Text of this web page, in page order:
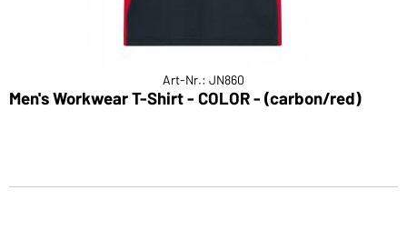
Art-Nr.: JN860
Men's Workwear T-Shirt - COLOR - (carbon/red)